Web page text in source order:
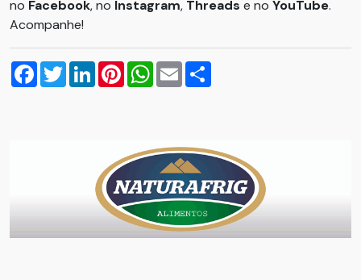
no Facebook, no Instagram, Threads e no YouTube.
Acompanhe!
Facebook
TwitterLinkedInPinterestWhatsApp
Email